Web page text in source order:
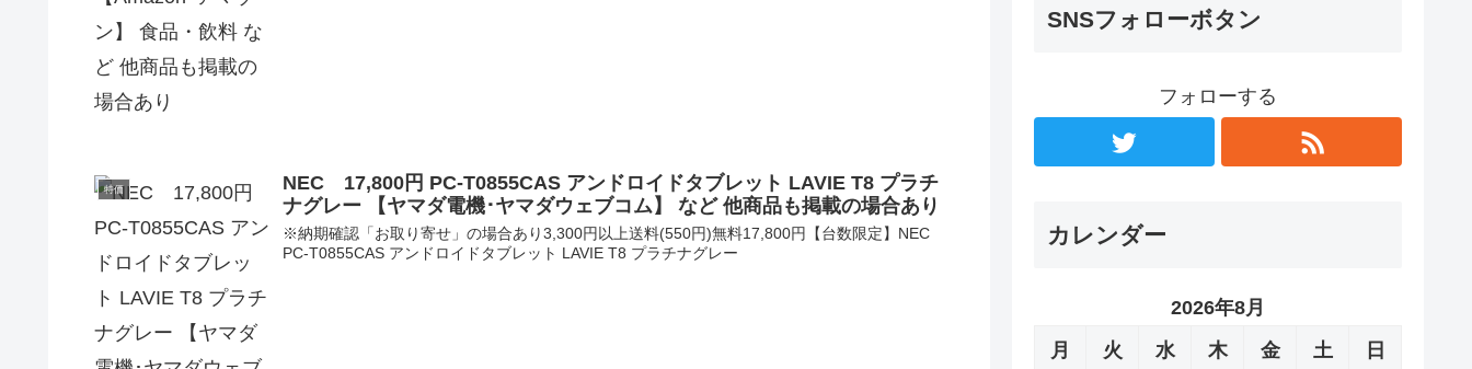
特価
NEC 17,800円 PC-T0855CAS アンドロイドタブレット LAVIE T8 プラチ
ナグレー 【ヤマダ電機･ヤマダウェブコム】 など 他商品も掲載の場合あり
※納期確認「お取り寄せ」の場合あり3,300円以上送料(550円)無料17,800円【台数限定】NEC
PC-T0855CAS アンドロイドタブレット LAVIE T8 プラチナグレー
SNSフォローボタン
フォローする
カレンダー
2026年8月
月
火 水 木 金 土 日